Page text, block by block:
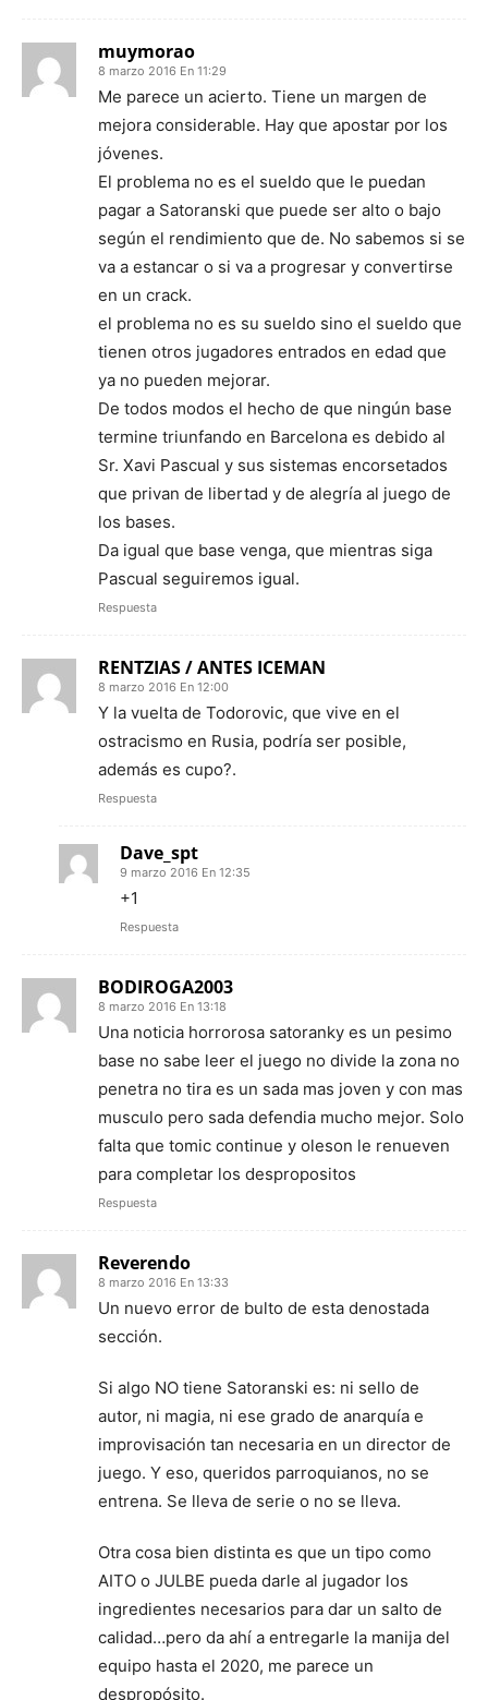
muymorao
8 marzo 2016 En 11:29
Me parece un acierto. Tiene un margen de
mejora considerable. Hay que apostar por los
jóvenes.
El problema no es el sueldo que le puedan
pagar a Satoranski que puede ser alto o bajo
según el rendimiento que de. No sabemos si se
va a estancar o si va a progresar y convertirse
en un crack.
el problema no es su sueldo sino el sueldo que
tienen otros jugadores entrados en edad que
ya no pueden mejorar.
De todos modos el hecho de que ningún base
termine triunfando en Barcelona es debido al
Sr. Xavi Pascual y sus sistemas encorsetados
que privan de libertad y de alegría al juego de
los bases.
Da igual que base venga, que mientras siga
Pascual seguiremos igual.
Respuesta
RENTZIAS / ANTES ICEMAN
8 marzo 2016 En 12:00
Y la vuelta de Todorovic, que vive en el
ostracismo en Rusia, podría ser posible,
además es cupo?.
Respuesta
Dave_spt
9 marzo 2016 En 12:35
+1
Respuesta
BODIROGA2003
8 marzo 2016 En 13:18
Una noticia horrorosa satoranky es un pesimo
base no sabe leer el juego no divide la zona no
penetra no tira es un sada mas joven y con mas
musculo pero sada defendia mucho mejor. Solo
falta que tomic continue y oleson le renueven
para completar los despropositos
Respuesta
Reverendo
8 marzo 2016 En 13:33
Un nuevo error de bulto de esta denostada
sección.
Si algo NO tiene Satoranski es: ni sello de
autor, ni magia, ni ese grado de anarquía e
improvisación tan necesaria en un director de
juego. Y eso, queridos parroquianos, no se
entrena. Se lleva de serie o no se lleva.
Otra cosa bien distinta es que un tipo como
AITO o JULBE pueda darle al jugador los
ingredientes necesarios para dar un salto de
calidad…pero da ahí a entregarle la manija del
equipo hasta el 2020, me parece un
despropósito.